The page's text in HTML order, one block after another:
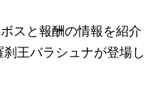
スと報酬の情報を紹介
王バラシュナが登場し